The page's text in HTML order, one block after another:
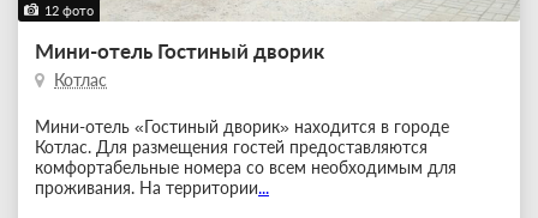
12 фото
Мини-отель Гостиный дворик
Котлас
Мини-отель «Гостиный дворик» находится в городе
Котлас. Для размещения гостей предоставляются
комфортабельные номера со всем необходимым для
проживания. На территории...